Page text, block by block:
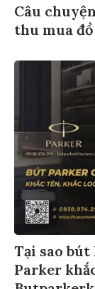
Câu
thu mua
Tại sao
Parker